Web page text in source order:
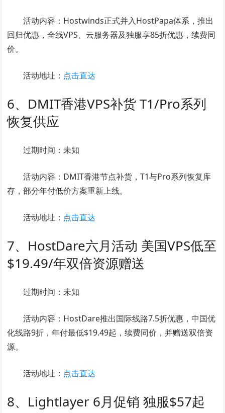
活动内容：Hostwinds正式并入HostPapa体系，推出
回归优惠，全线VPS、云服务器及独服享85折优惠，续费同
价。
活动地址： 点击直达
6、DMIT香港VPS补货 T1/Pro系列
恢复供应
过期时间：未知
活动内容：DMIT香港节点补货，T1与Pro系列恢复库
存，部分年付低价方案重新上线。
活动地址： 点击直达
7、HostDare六月活动 美国VPS低至
$19.49/年双倍资源赠送
过期时间：未知
活动内容：HostDare推出国际线路7.5折优惠，中国优
化线路9折，年付最低$19.49起，续费同价，并赠送双倍资
源。
活动地址： 点击直达
8、Lightlayer 6月促销 独服$57起